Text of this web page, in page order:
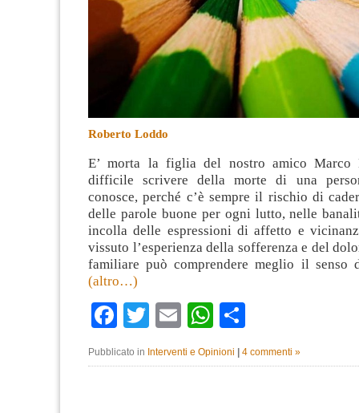
Roberto Loddo
E’ morta la figlia del nostro amico Marco
difficile scrivere della morte di una
conosce, perché c’è sempre il rischio di
delle parole buone per ogni lutto, nelle
incolla delle espressioni di affetto e
vissuto l’esperienza della sofferenza e del
familiare può comprendere meglio il senso
(altro…)
Facebook
TwitterEmailWhatsApp
Pubblicato in Interventi e Opinioni 4 commenti »